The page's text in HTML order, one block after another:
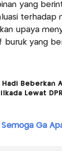
yang
terhadap
upaya
buruk yang
Hadi Beberkan
Lewat
Ga